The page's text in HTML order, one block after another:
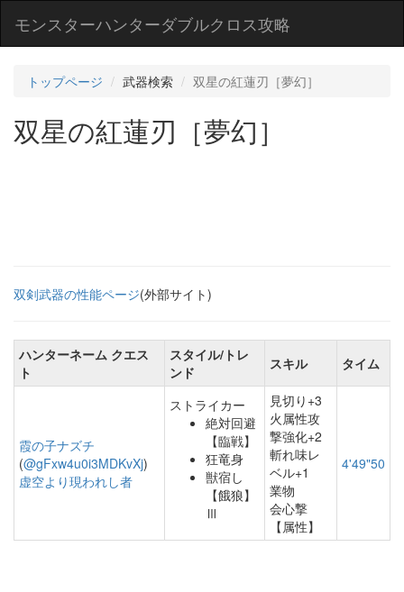
モンスターハンターダブルクロス攻略
トップページ 武器検索 双星の紅蓮刃［夢幻］
双星の紅蓮刃［夢幻］
双剣武器の性能ページ(外部サイト)
ハンターネーム クエス
ト
スタイル/トレ
ンド
スキル タイム
霞の子ナズチ
(@gFxw4u0i3MDKvXj)
虚空より現われし者
ストライカー
絶対回避
【臨戦】
狂竜身
獣宿し
【餓狼】
Ⅲ
見切り+3
火属性攻
撃強化+2
斬れ味レ
ベル+1
業物
会心撃
【属性】
4'49"50